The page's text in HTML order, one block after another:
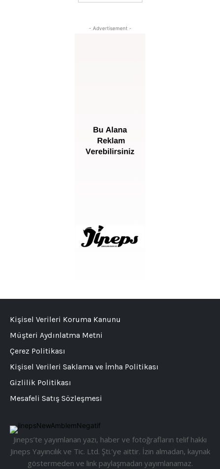
- Advertisement -
Jineps’te yayımlanan yazı, haber ve fotoğrafların telif hakkı
Jineps Yayıncılık ve Tic. Ltd. Şti.’ye aittir. İzin almadan, kaynak
göstermeden ve link paylaşmadan yayımlanamaz.
Kişisel Verileri Koruma Kanunu
Müşteri Aydınlatma Metni
Çerez Politikası
Kişisel Verileri Saklama ve İmha Politikası
Gizlilik Politikası
Mesafeli Satış Sözleşmesi